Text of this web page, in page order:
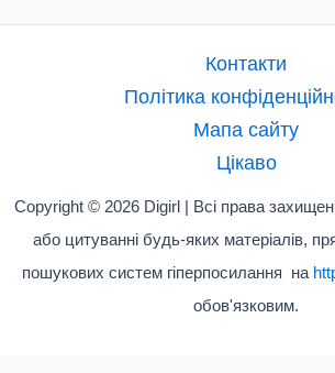
Контакти
Політика
Мапа сайту
Цікаво
Copyright © 2026 Digirl | Всі права
або цитуванні будь-яких матеріалів,
пошукових систем гіперпосилання на
обов'язковим.